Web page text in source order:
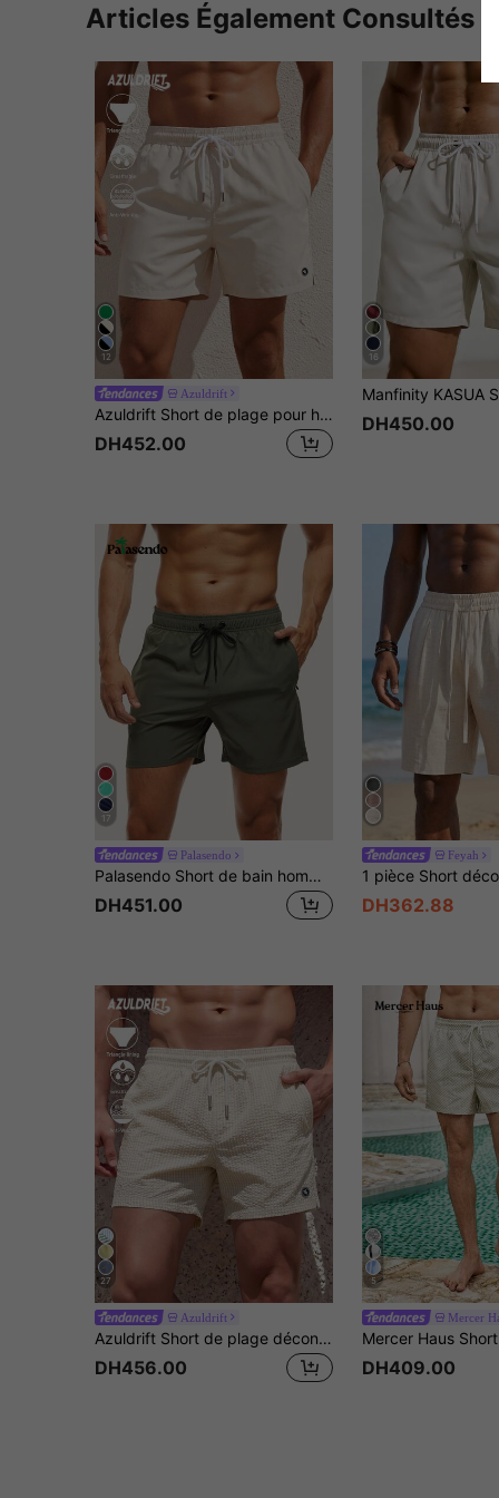
Articles Également Consultés
12
Azuldrift
Azuldrift Short de plage pour homme couleur abricot en tissu déperlant avec technologie de séchage rapide et poches, idéal pour les sports d'été et les trajets à la salle de sport, short brillant crème jaune pour homme, maillot de bain pour homme
DH452.00
16
DH450.00
17
Palasendo
Palasendo Short de bain homme avec poche zippée et taille à cordon, short de bain vert olive, short de bain vert homme, short de bain unicolore, short vert foncé homme, tenue de plage homme, vacances
DH451.00
Feyah
DH362.88
27
Azuldrift
Azuldrift Short de plage décontracté avec cordon de serrage et poches pour hommes
DH456.00
5
Mercer
DH409.00